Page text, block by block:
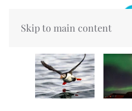
Skip to main content